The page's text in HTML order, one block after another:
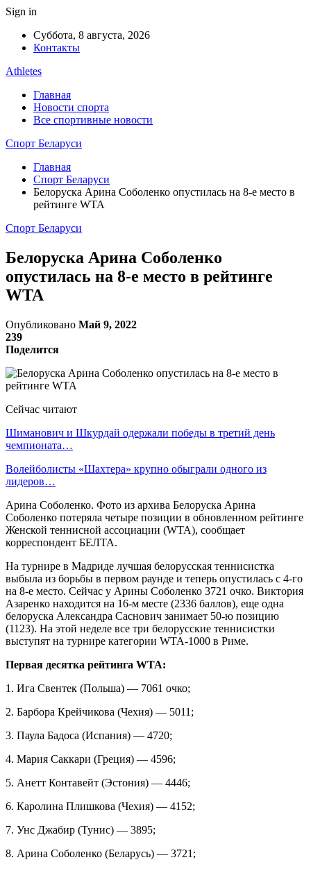
Sign in
Суббота, 8 августа, 2026
Контакты
Athletes
Главная
Новости спорта
Все спортивные новости
Спорт Беларуси
Главная
Спорт Беларуси
Белоруска Арина Соболенко опустилась на 8-е место в
рейтинге WTA
Спорт Беларуси
Белоруска Арина Соболенко
опустилась на 8-е место в рейтинге
WTA
Опубликовано Май 9, 2022
239
Поделится
Сейчас читают
Шиманович и Шкурдай одержали победы в третий день
чемпионата…
Волейболисты «Шахтера» крупно обыграли одного из
лидеров…
Арина Соболенко. Фото из архива Белоруска Арина
Соболенко потеряла четыре позиции в обновленном рейтинге
Женской теннисной ассоциации (WTA), сообщает
корреспондент БЕЛТА.
На турнире в Мадриде лучшая белорусская теннисистка
выбыла из борьбы в первом раунде и теперь опустилась с 4-го
на 8-е место. Сейчас у Арины Соболенко 3721 очко. Виктория
Азаренко находится на 16-м месте (2336 баллов), еще одна
белоруска Александра Саснович занимает 50-ю позицию
(1123). На этой неделе все три белорусские теннисистки
выступят на турнире категории WTA-1000 в Риме.
Первая десятка рейтинга WTA:
1. Ига Свентек (Польша) — 7061 очко;
2. Барбора Крейчикова (Чехия) — 5011;
3. Паула Бадоса (Испания) — 4720;
4. Мария Саккари (Греция) — 4596;
5. Анетт Контавейт (Эстония) — 4446;
6. Каролина Плишкова (Чехия) — 4152;
7. Унс Джабир (Тунис) — 3895;
8. Арина Соболенко (Беларусь) — 3721;